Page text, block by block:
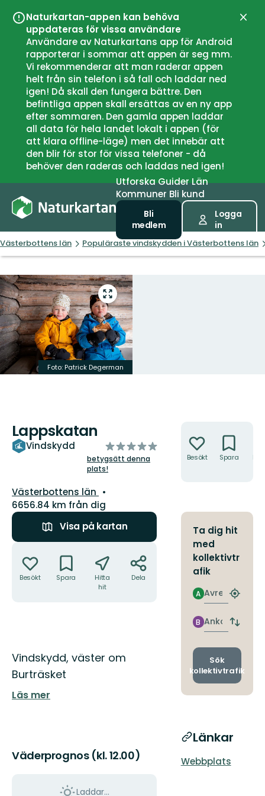
Naturkartan-appen kan behöva
uppdateras för vissa användare
Användare av Naturkartans app för Android
rapporterar i sommar att appen är seg mm.
Vi rekommenderar att man raderar appen
helt från sin telefon i så fall och laddar ned
igen! Då skall den fungera bättre. Den
befintliga appen skall ersättas av en ny app
efter sommaren. Den gamla appen laddar
all data för hela landet lokalt i appen (för
att klara offline-läge) men det innebär att
den blir för stor för vissa telefoner - då
behöver den raderas och laddas ned igen!
UtforskaGuiderLän
Kommuner Bli kund
Bli
medlem
Logga
in
Västerbottens län Populäraste vindskydden i Västerbottens län
Gå
till
helskärmsläge
Foto: Patrick Degerman
Lappskatan
Vindskydd
av
5
stjärnor
betygsätt denna
plats!
Län:
Västerbottens län
6656.84 km från dig
Visa på kartan
Besökt Spara
Hitta
hit
Dela
Beskrivning
Vindskydd, väster om
Burträsket
Läs mer
Väderprognos (kl. 12.00)
Laddar...
Besökt Spara
Ta dig hit
med
kollektivtr
afik
Avresa
A
Hitta
Ankomst
B
Byt
och
Sök
kollektivtrafik
Länkar
Webbplats